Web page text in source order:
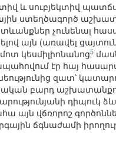
և սուբյեկտիվ
ստեղծագործ
չունենալ
այն (առավել
կեսմիլիոնանոց5
էր հայ
զատ՝
բարդ
այն վճռորոշ
ճգնաժամի